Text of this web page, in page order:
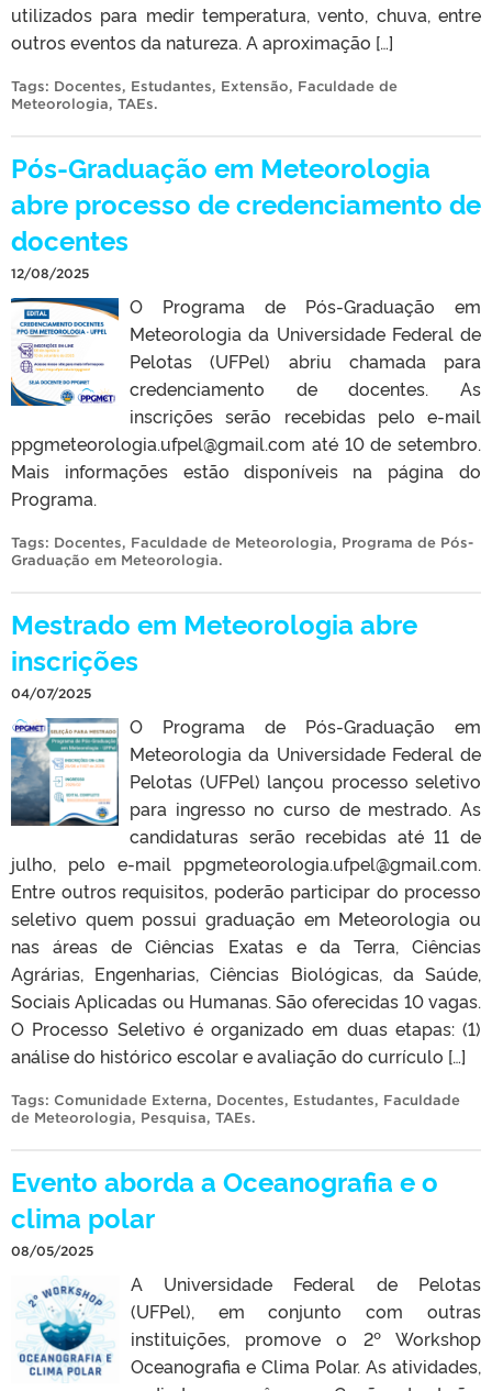
utilizados para medir temperatura, vento, chuva, entre
outros eventos da natureza. A aproximação […]
Tags: Docentes, Estudantes, Extensão, Faculdade de
Meteorologia, TAEs.
Pós-Graduação em Meteorologia
abre processo de credenciamento de
docentes
12/08/2025
O Programa de Pós-Graduação em
Meteorologia da Universidade Federal de
Pelotas (UFPel) abriu chamada para
credenciamento de docentes. As
inscrições serão recebidas pelo e-mail
ppgmeteorologia.ufpel@gmail.com até 10 de setembro.
Mais informações estão disponíveis na página do
Programa.
Tags: Docentes, Faculdade de Meteorologia, Programa de Pós-
Graduação em Meteorologia.
Mestrado em Meteorologia abre
inscrições
04/07/2025
O Programa de Pós-Graduação em
Meteorologia da Universidade Federal de
Pelotas (UFPel) lançou processo seletivo
para ingresso no curso de mestrado. As
candidaturas serão recebidas até 11 de
julho, pelo e-mail ppgmeteorologia.ufpel@gmail.com.
Entre outros requisitos, poderão participar do processo
seletivo quem possui graduação em Meteorologia ou
nas áreas de Ciências Exatas e da Terra, Ciências
Agrárias, Engenharias, Ciências Biológicas, da Saúde,
Sociais Aplicadas ou Humanas. São oferecidas 10 vagas.
O Processo Seletivo é organizado em duas etapas: (1)
análise do histórico escolar e avaliação do currículo […]
Tags: Comunidade Externa, Docentes, Estudantes, Faculdade
de Meteorologia, Pesquisa, TAEs.
Evento aborda a Oceanografia e o
clima polar
08/05/2025
A Universidade Federal de Pelotas
(UFPel), em conjunto com outras
instituições, promove o 2º Workshop
Oceanografia e Clima Polar. As atividades,